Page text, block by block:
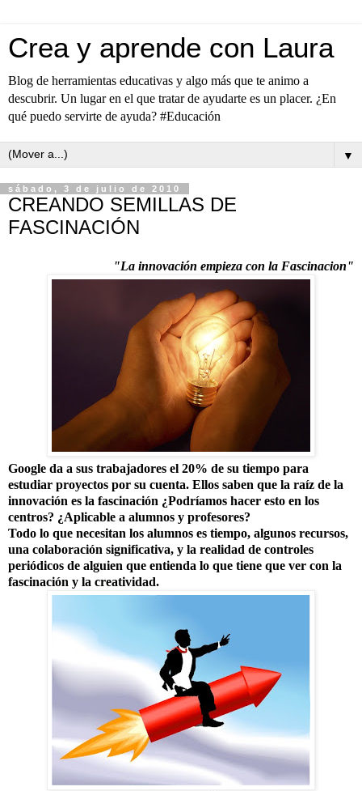
Crea y aprende con Laura
Blog de herramientas educativas y algo más que te animo a
descubrir. Un lugar en el que tratar de ayudarte es un placer. ¿En
qué puedo servirte de ayuda? #Educación
▼
sábado, 3 de julio de 2010
CREANDO SEMILLAS DE
FASCINACIÓN
"La innovación empieza con la Fascinacion"
Google da a sus trabajadores el 20% de su tiempo para
estudiar proyectos por su cuenta. Ellos saben que la raíz de la
innovación es la fascinación ¿Podríamos hacer esto en los
centros? ¿Aplicable a alumnos y profesores?
Todo lo que necesitan los alumnos es tiempo, algunos recursos,
una colaboración significativa, y la realidad de controles
periódicos de alguien que entienda lo que tiene que ver con la
fascinación y la creatividad.